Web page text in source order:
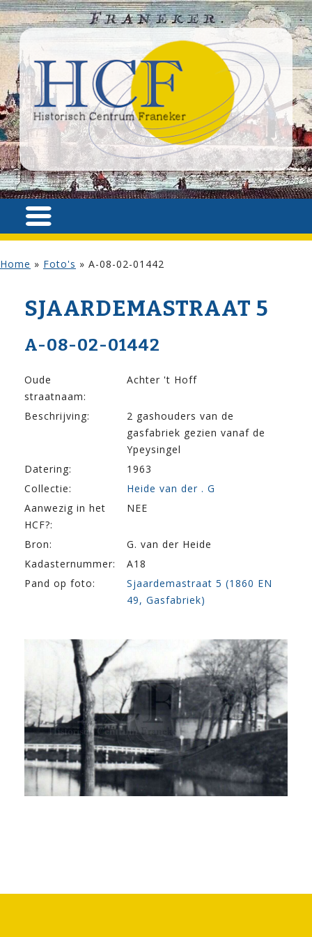
Home » Foto's » A-08-02-01442
SJAARDEMA­STRAAT 5
A-08-02-01442
Oude
straatnaam:
Achter 't Hoff
Beschrijving:
2 gashouders van de
gasfabriek gezien vanaf de
Ypeysingel
Datering:
1963
Collectie:
Heide van der . G
Aanwezig in het
HCF?:
NEE
Bron:
G. van der Heide
Kadasternummer:
A18
Pand op foto:
Sjaardemastraat 5 (1860 EN
49, Gasfabriek)